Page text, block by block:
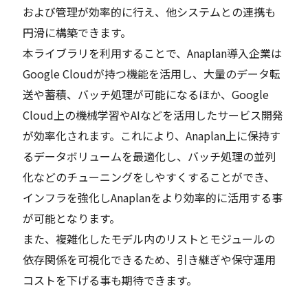
および管理が効率的に行え、他システムとの連携も
円滑に構築できます。
本ライブラリを利用することで、Anaplan導入企業は
Google Cloudが持つ機能を活用し、大量のデータ転
送や蓄積、バッチ処理が可能になるほか、Google
Cloud上の機械学習やAIなどを活用したサービス開発
が効率化されます。これにより、Anaplan上に保持す
るデータボリュームを最適化し、バッチ処理の並列
化などのチューニングをしやすくすることができ、
インフラを強化しAnaplanをより効率的に活用する事
が可能となります。
また、複雑化したモデル内のリストとモジュールの
依存関係を可視化できるため、引き継ぎや保守運用
コストを下げる事も期待できます。